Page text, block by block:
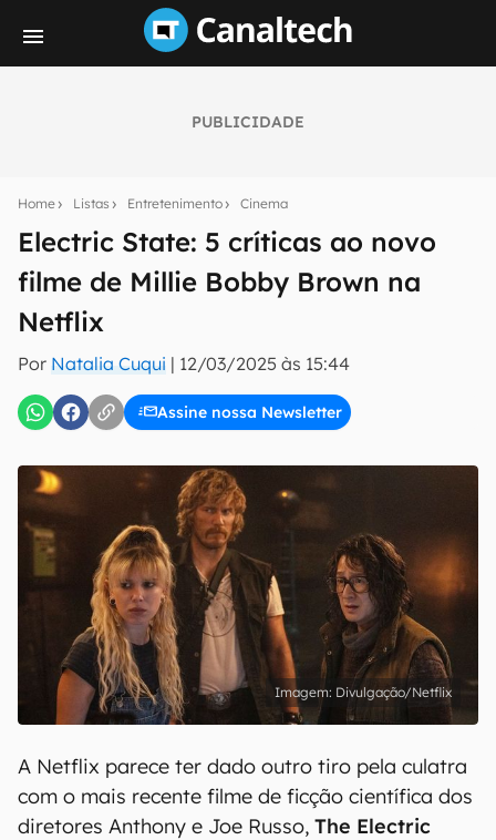
PUBLICIDADE
Home Listas Entretenimento Cinema
Electric State: 5 críticas ao novo
filme de Millie Bobby Brown na
Netflix
Por Natalia Cuqui | 12/03/2025 às 15:44
Assine nossa Newsletter
notícias e reviews sobre tecnologia em primeira
mão.
E-mail
inscreva-se
Uso e Política de Privacidade do Canaltech.
Divulgação/Netflix
A Netflix parece ter dado outro tiro pela culatra
com o mais recente filme de ficção científica dos
diretores Anthony e Joe Russo, The Electric